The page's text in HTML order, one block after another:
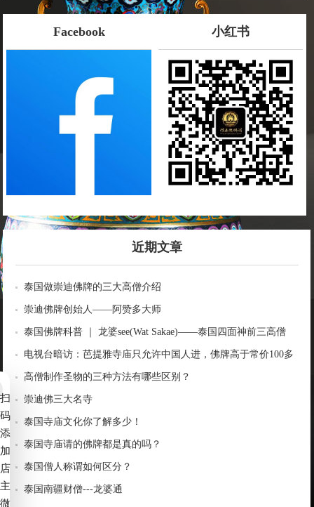
Facebook 小红书
近期文章
泰国做崇迪佛牌的三大高僧介绍
崇迪佛牌创始人——阿赞多大师
泰国佛牌科普 ｜ 龙婆see(Wat Sakae)——泰国四面神前三高僧
电视台暗访：芭提雅寺庙只允许中国人进，佛牌高于常价100多
倍！
高僧制作圣物的三种方法有哪些区别？
崇迪佛三大名寺
泰国寺庙文化你了解多少！
泰国寺庙请的佛牌都是真的吗？
泰国僧人称谓如何区分？
泰国南疆财僧---龙婆通
扫
码
添
加
店
主
微